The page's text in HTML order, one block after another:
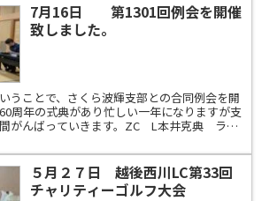
7月16日 第1301回例会を開催
致しました。
うことで、さくら波輝支部との合同例会を開
周年の式典があり忙しい一年になりますが支
がんばっていきます。ZC L本井克典 ライ
５月２７日 越後西川LC第33回
チャリティーゴルフ大会